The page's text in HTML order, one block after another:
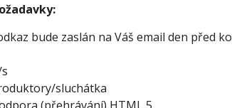
bude zaslán na Váš email den před
sluchátka